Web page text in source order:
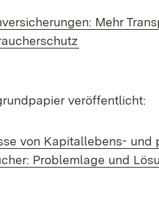
Mehr
veröffentlicht:
von Kapitallebens- und
Problemlage und